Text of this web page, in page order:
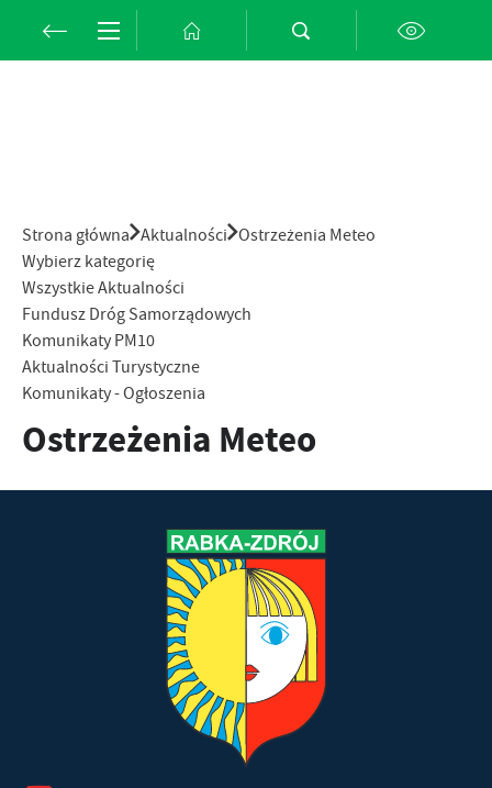
Przejdź do wyszukiwarki.
Przejdź do ustawień wielkości czcionki.
Włącz wersję kontrastową strony.
Strona główna Aktualności Ostrzeżenia Meteo
Wybierz kategorię
Wszystkie Aktualności
Fundusz Dróg Samorządowych
Komunikaty PM10
Aktualności Turystyczne
Komunikaty - Ogłoszenia
Ostrzeżenia Meteo